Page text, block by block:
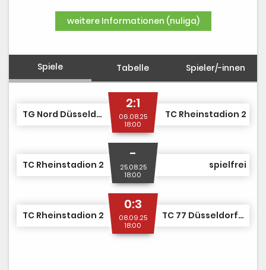
weitere Informationen (nuliga)
Spiele Tabelle Spieler/-innen
TG Nord Düsseldorf 1
2:1
06.08.25
18:00
TC Rheinstadion 2
TC Rheinstadion 2
-
25.08.25
18:00
spielfrei
TC Rheinstadion 2
0:3
08.09.25
18:00
TC 77 Düsseldorf-Wersten 1